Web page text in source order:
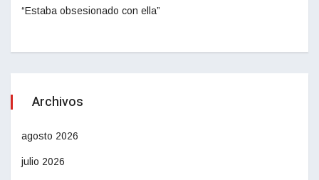
“Estaba obsesionado con ella”
Archivos
agosto 2026
julio 2026